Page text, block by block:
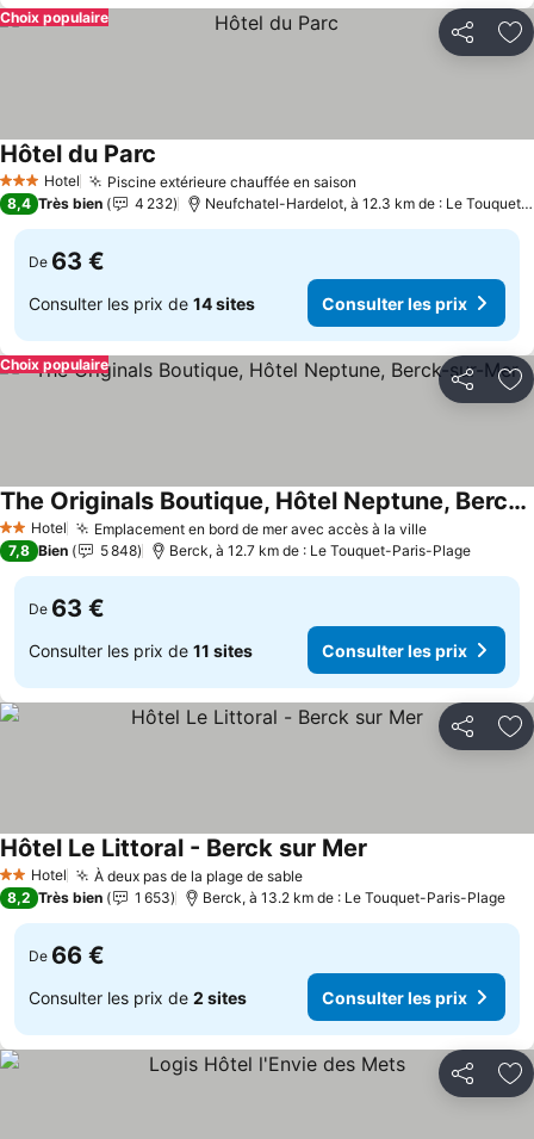
Partager
Choix populaire
3 ÉtoilesHotel Piscine extérieure chauffée en saison
Hôtel du Parc
8,4 Très bien 4 232 Neufchatel-Hardelot, à 12.3 km de : Le Touquet-Paris-Plage
De 63 €
Consulter les prix de 14 sites Consulter les prix
Partager
Choix populaire
2 Étoiles
Hotel Emplacement en bord de mer avec accès à la ville
The Originals Boutique, Hôtel Neptune, Berck-sur-Mer
7,8 Bien 5 848 Berck, à 12.7 km de : Le Touquet-Paris-Plage
De 63 €
Consulter les prix de 11 sites Consulter les prix
Partager
2 Étoiles
Hotel À deux pas de la plage de sable
Hôtel Le Littoral - Berck sur Mer
8,2 Très bien 1 653 Berck, à 13.2 km de : Le Touquet-Paris-Plage
De 66 €
Consulter les prix de 2 sites Consulter les prix
Partager